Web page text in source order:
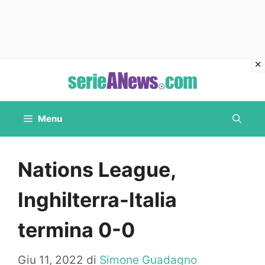
contenuto
Menu
Nations League,
Inghilterra-Italia
termina 0-0
Giu 11, 2022 di Simone Guadagno